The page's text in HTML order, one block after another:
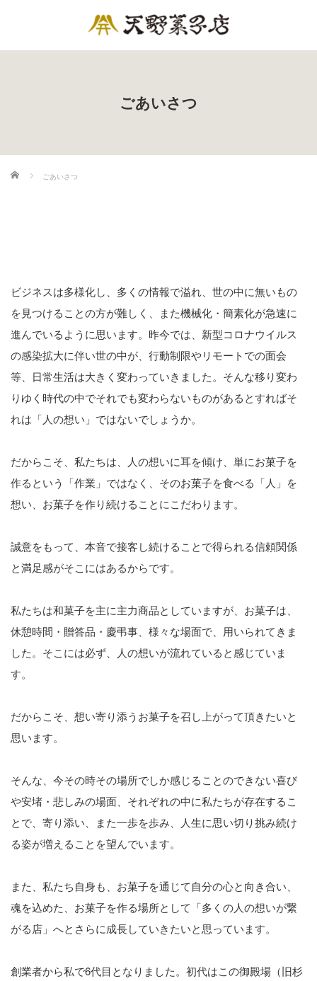
ごあいさつ
ホーム ごあいさつ
ビジネスは多様化し、多くの情報で溢れ、世の中に無いもの
を見つけることの方が難しく、また機械化・簡素化が急速に
進んでいるように思います。昨今では、新型コロナウイルス
の感染拡大に伴い世の中が、行動制限やリモートでの面会
等、日常生活は大きく変わっていきました。そんな移り変わ
りゆく時代の中でそれでも変わらないものがあるとすればそ
れは「人の想い」ではないでしょうか。
だからこそ、私たちは、人の想いに耳を傾け、単にお菓子を
作るという「作業」ではなく、そのお菓子を食べる「人」を
想い、お菓子を作り続けることにこだわります。
誠意をもって、本音で接客し続けることで得られる信頼関係
と満足感がそこにはあるからです。
私たちは和菓子を主に主力商品としていますが、お菓子は、
休憩時間・贈答品・慶弔事、様々な場面で、用いられてきま
した。そこには必ず、人の想いが流れていると感じていま
す。
だからこそ、想い寄り添うお菓子を召し上がって頂きたいと
思います。
そんな、今その時その場所でしか感じることのできない喜び
や安堵・悲しみの場面、それぞれの中に私たちが存在するこ
とで、寄り添い、また一歩を歩み、人生に思い切り挑み続け
る姿が増えることを望んでいます。
また、私たち自身も、お菓子を通じて自分の心と向き合い、
魂を込めた、お菓子を作る場所として「多くの人の想いが繋
がる店」へとさらに成長していきたいと思っています。
創業者から私で6代目となりました。初代はこの御殿場（旧杉